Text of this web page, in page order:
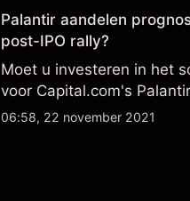
Palantir aandelen
post-IPO rally?
Moet u investeren in het
voor Capital.com's
06:58, 22 november 2021